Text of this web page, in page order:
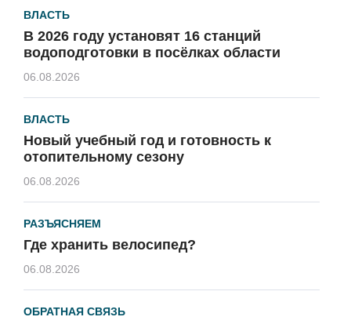
ВЛАСТЬ
В 2026 году установят 16 станций
водоподготовки в посёлках области
06.08.2026
ВЛАСТЬ
Новый учебный год и готовность к
отопительному сезону
06.08.2026
РАЗЪЯСНЯЕМ
Где хранить велосипед?
06.08.2026
ОБРАТНАЯ СВЯЗЬ